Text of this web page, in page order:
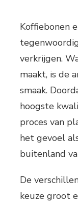
Koffiebonen
verkrijgen.
maakt, is de
smaak.
hoogste
proces van
het gevoel
buitenland
De
keuze groot